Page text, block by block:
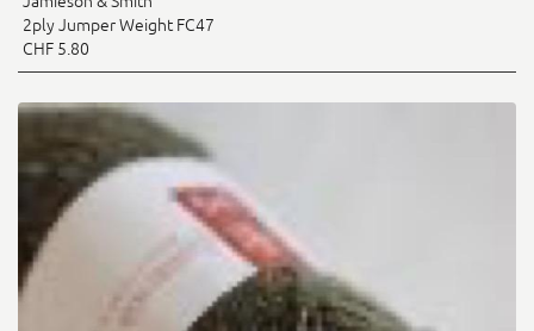
2ply Jumper Weight FC47
CHF 5.80